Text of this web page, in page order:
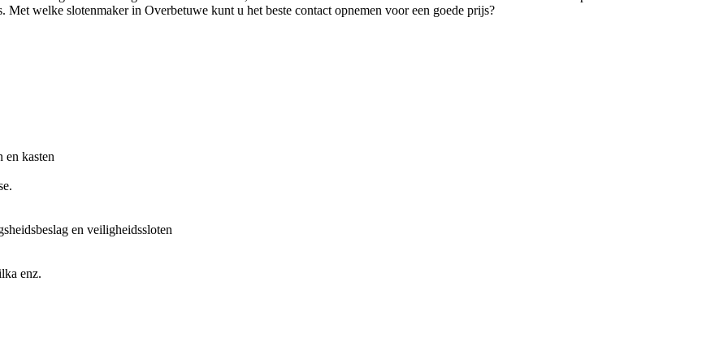
welke slotenmaker in Overbetuwe kunt u het beste contact opnemen voor een goede prijs?
en kasten
en veiligheidssloten
enz.